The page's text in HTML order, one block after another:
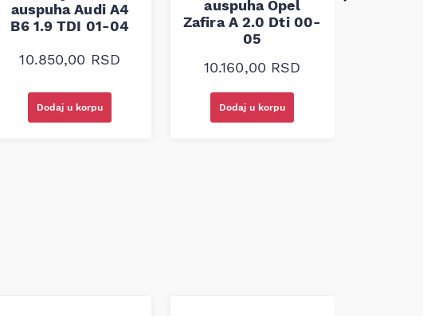
auspuha Audi A4
B6 1.9 TDI 01-04
10.850,00 RSD
Dodaj u korpu
auspuha Opel
Zafira A 2.0 Dti 00-
05
10.160,00 RSD
Dodaj u korpu